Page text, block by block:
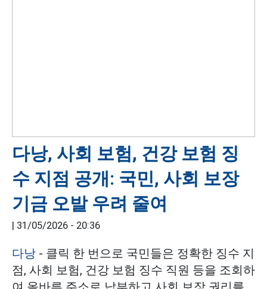
다낭, 사회 보험, 건강 보험 징
수 지점 공개: 국민, 사회 보장
기금 오발 우려 줄여
| 31/05/2026 - 20:36
다낭 - 클릭 한 번으로 국민들은 정확한 징수 지
점, 사회 보험, 건강 보험 징수 직원 등을 조회하